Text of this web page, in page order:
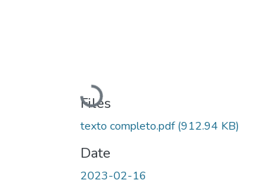
Loading...
Files
texto completo.pdf(912.94 KB)
Date
2023-02-16